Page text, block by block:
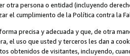
otra persona o entidad (incluyendo
el cumplimiento de la Política contra la
precisa y adecuada y que, de otra
el uso que usted y terceros les dan a
obtenidos de visitantes, incluyendo,